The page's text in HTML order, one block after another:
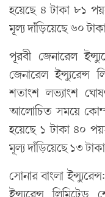
হয়েছে ৪ টাকা ৮১
মূল্য দাঁড়িয়েছে ৬০
পূরবী জেনারেল
জেনারেল ইন্স্যুরেন্স
শতাংশ লভ্যাংশ
আলোচিত সময়ে
হয়েছে ১ টাকা ৪০
মূল্য দাঁড়িয়েছে ১৩
সোনার বাংলা
ইন্স্যুরেন্স